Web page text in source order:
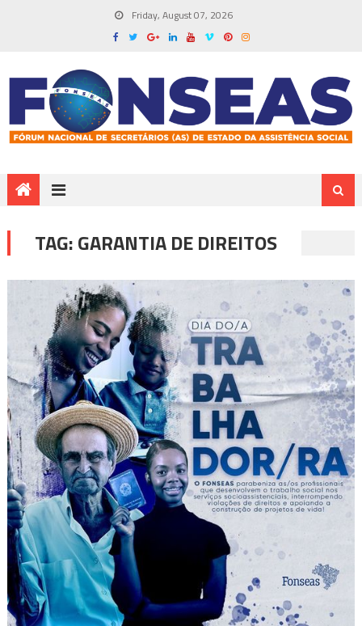
Friday, August 07, 2026
TAG:GARANTIA DE DIREITOS